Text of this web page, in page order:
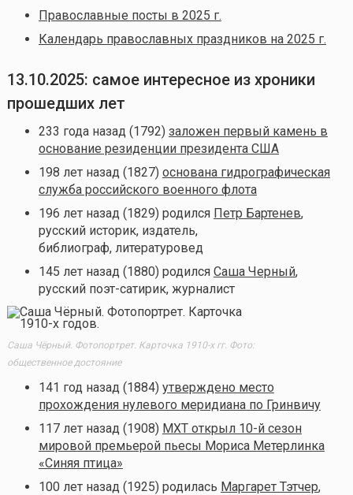
Православные посты в 2025 г.
Календарь православных праздников на 2025 г.
13.10.2025: самое интересное из хроники
прошедших лет
233 года назад (1792) заложен первый камень в
основание резиденции президента США
198 лет назад (1827) основана гидрографическая
служба российского военного флота
196 лет назад (1829) родился Петр Бартенев,
русский историк, издатель,
библиограф, литературовед
145 лет назад (1880) родился Саша Черный,
русский поэт-сатирик, журналист
Саша Чёрный. Фотопортрет. Карточка 1910-х гг. Фото:
общественное достояние
141 год назад (1884) утверждено место
прохождения нулевого меридиана по Гринвичу
117 лет назад (1908) МХТ открыл 10-й сезон
мировой премьерой пьесы Мориса Метерлинка
«Синяя птица»
100 лет назад (1925) родилась Маргарет Тэтчер,